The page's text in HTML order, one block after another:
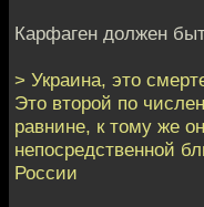
Карфаген должен
> Украина, это
Это второй по
равнине, к тому же
непосредственной
России